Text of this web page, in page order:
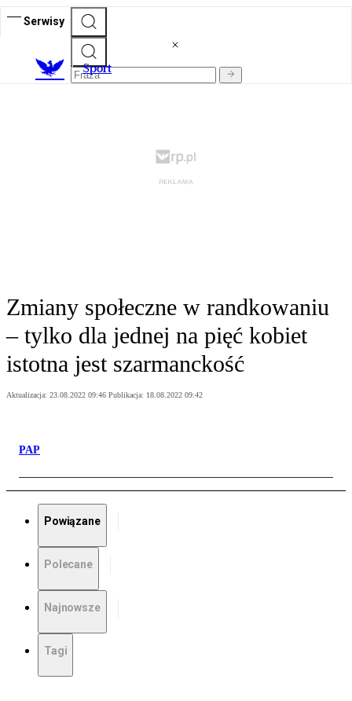
Serwisy
Sport
Zmiany społeczne w randkowaniu
– tylko dla jednej na pięć kobiet
istotna jest szarmanckość
Aktualizacja: 23.08.2022 09:46 Publikacja: 18.08.2022 09:42
PAP
Powiązane
Polecane
Najnowsze
Tagi